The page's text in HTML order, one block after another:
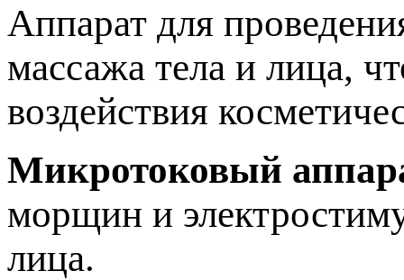
Аппарат для
массажа тела и лица,
воздействия
Микротоковый
морщин и
лица.